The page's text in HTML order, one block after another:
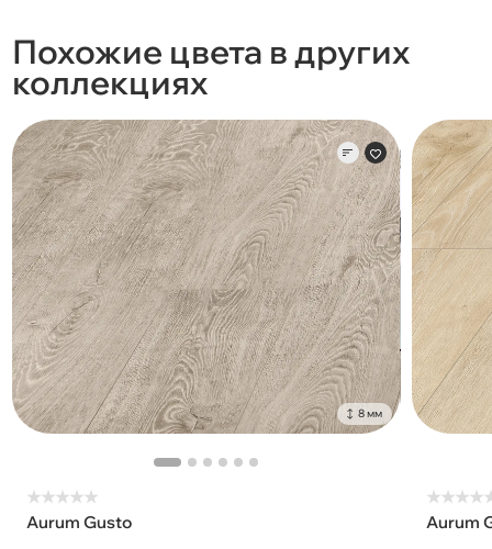
Похожие цвета в других
коллекциях
8 мм
★★★★★
Aurum Gusto
★★★★
Aurum